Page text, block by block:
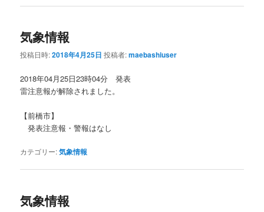
気象情報
投稿日時:2018年4月25日 投稿者:maebashiuser
2018年04月25日23時04分 発表
雷注意報が解除されました。
【前橋市】
発表注意報・警報はなし
カテゴリー:気象情報
気象情報